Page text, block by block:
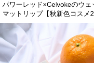
パワーレッド×Celvokeのウェ
マットリップ【秋新色コスメ